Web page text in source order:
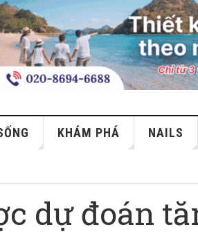
KHÁM PHÁ NAILS
dự đoán